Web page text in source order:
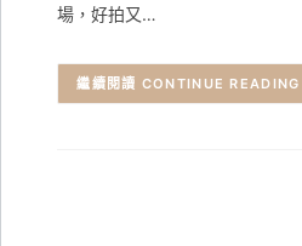
場，好拍又…
CONTINUE READING